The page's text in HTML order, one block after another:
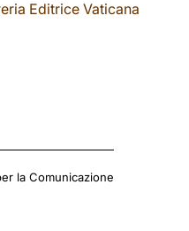
Editrice Vaticana
la Comunicazione